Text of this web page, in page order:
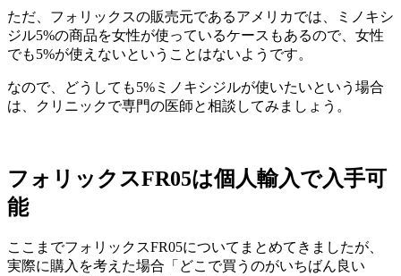
ただ、フォリックスの販売元であるアメリカでは、ミノキシ
ジル5%の商品を女性が使っているケースもあるので、女性
でも5%が使えないということはないようです。
なので、どうしても5%ミノキシジルが使いたいという場合
は、クリニックで専門の医師と相談してみましょう。
フォリックスFR05は個人輸入で入手可
能
ここまでフォリックスFR05についてまとめてきましたが、
実際に購入を考えた場合「どこで買うのがいちばん良い